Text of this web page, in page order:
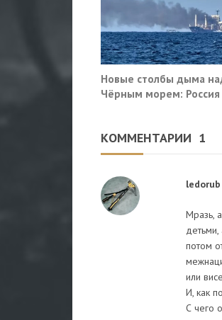
Новые столбы дыма
Чёрным морем: Россия
КОММЕНТАРИИ 1
Мразь,
потом
или
И, как
С чего